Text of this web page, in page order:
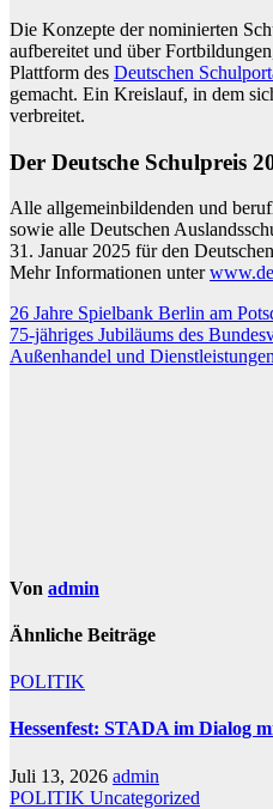
Die Konzepte der nominierten
aufbereitet und über
Plattform des Deutschen
gemacht. Ein Kreislauf, in dem
verbreitet.
Der Deutsche Schulpreis
Alle allgemeinbildenden und
sowie alle Deutschen
31. Januar 2025 für den
Mehr Informationen unter
Beitragsnavigation
26 Jahre Spielbank Berlin am
75-jähriges Jubiläums des
Außenhandel und Dienstleistungen
Von admin
Ähnliche Beiträge
POLITIK
Hessenfest: STADA im Dialog
Juli 13, 2026 admin
POLITIK Uncategorized